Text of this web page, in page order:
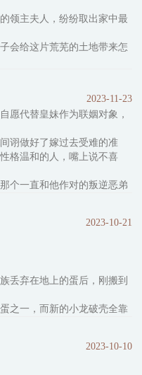
！
，可以随便浪！
领主夫人，纷纷取出家中最
会给这片荒芜的土地带来怎
机系大学生灵魂，现年五
卡片陷入了沉思。
图纸。
。
他就在剑与魔法的世
2023-11-23
愿代替皇妹作为联姻对象，
诩做好了嫁过去受难的准
格温和的人，嘴上说不喜
个一直和他作对的叛逆恶弟
规矩，弟弟有权继承哥哥生
哥的遗物一起浪迹天涯。
2023-10-21
丢弃在地上的蛋后，刚搬到
之一，而新的小龙破壳全靠
，而是默默地把能找到的还
同族们不理解的目光中亲自
无二的男妈妈。
2023-10-10